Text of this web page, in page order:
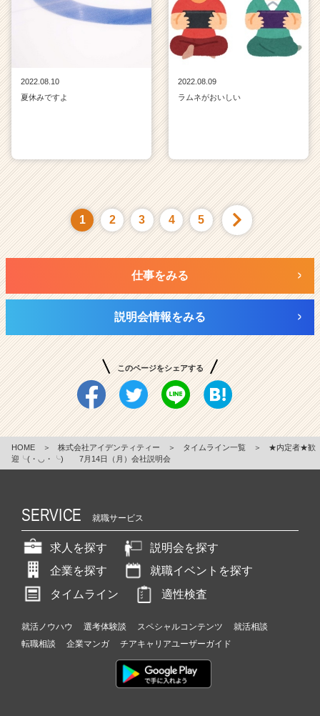
2022.08.10
夏休みですよ
2022.08.09
ラムネがおいしい
1 2 3 4 5
仕事をみる
説明会情報をみる
このページをシェアする
HOME ＞ 株式会社アイデンティティー ＞ タイムライン一覧 ＞
★内定者★歓
迎╰(・◡・╰) 7月14日（月）会社説明会
SERVICE 就職サービス
求人を探す
説明会を探す
企業を探す
就職イベントを探す
タイムライン
適性検査
就活ノウハウ 選考体験談 スペシャルコンテンツ
就活相談
転職相談
企業マンガ チアキャリアユーザーガイド